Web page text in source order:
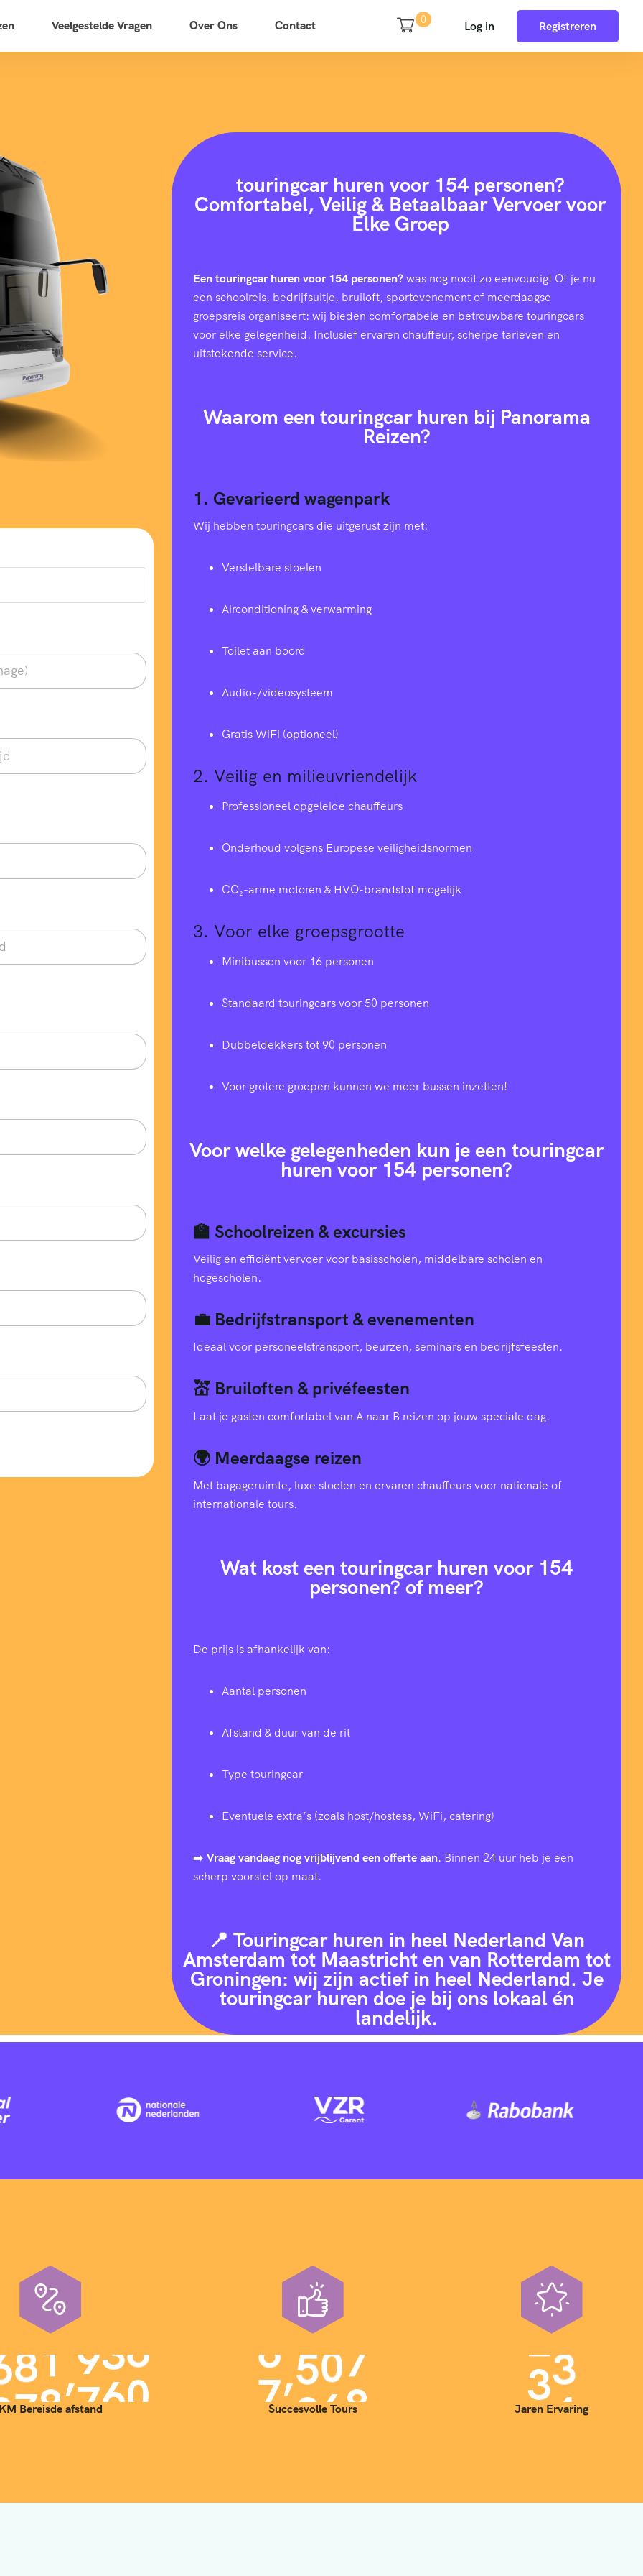
Veelgestelde Vragen Over Ons Contact 0 Log in Registreren
touringcar huren voor 154 personen?
Comfortabel, Veilig & Betaalbaar Vervoer voor
Elke Groep
Een touringcar huren voor 154 personen?was nog nooit zo eenvoudig! Of je nu
een schoolreis, bedrijfsuitje, bruiloft, sportevenement of meerdaagse
groepsreis organiseert: wij bieden comfortabele en betrouwbare touringcars
voor elke gelegenheid. Inclusief ervaren chauffeur, scherpe tarieven en
uitstekende service.
Waarom een touringcar huren bij Panorama
Reizen?
1. Gevarieerd wagenpark
Wij hebben touringcars die uitgerust zijn met:
Verstelbare stoelen
Airconditioning & verwarming
Toilet aan boord
Audio-/videosysteem
Gratis WiFi (optioneel)
2. Veilig en milieuvriendelijk
Professioneel opgeleide chauffeurs
Onderhoud volgens Europese veiligheidsnormen
CO₂-arme motoren & HVO-brandstof mogelijk
3. Voor elke groepsgrootte
Minibussen voor 16 personen
Standaard touringcars voor 50 personen
Dubbeldekkers tot 90 personen
Voor grotere groepen kunnen we meer bussen inzetten!
Voor welke gelegenheden kun je een touringcar
huren voor 154 personen?
🏫 Schoolreizen & excursies
Veilig en efficiënt vervoer voor basisscholen, middelbare scholen en
hogescholen.
💼 Bedrijfstransport & evenementen
Ideaal voor personeelstransport, beurzen, seminars en bedrijfsfeesten.
💒 Bruiloften & privéfeesten
Laat je gasten comfortabel van A naar B reizen op jouw speciale dag.
🌍 Meerdaagse reizen
Met bagageruimte, luxe stoelen en ervaren chauffeurs voor nationale of
internationale tours.
Wat kost een touringcar huren voor 154
personen? of meer?
De prijs is afhankelijk van:
Aantal personen
Afstand & duur van de rit
Type touringcar
Eventuele extra’s (zoals host/hostess, WiFi, catering)
➡️ Vraag vandaag nog vrijblijvend een offerte aan. Binnen 24 uur heb je een
scherp voorstel op maat.
📍 Touringcar huren in heel Nederland Van
Amsterdam tot Maastricht en van Rotterdam tot
Groningen: wij zijn actief in heel Nederland. Je
touringcar huren doe je bij ons lokaal én
landelijk.
00,000
KM Bereisde afstand
7,000
Succesvolle Tours
35
Jaren Ervaring